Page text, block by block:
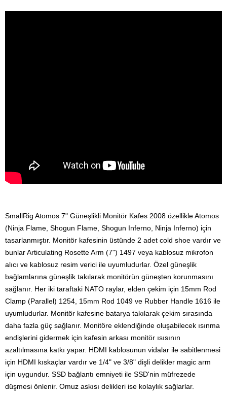
SmallRig Atomos 7" Güneşlikli Monitör Kafes 2008 özellikle Atomos
(Ninja Flame, Shogun Flame, Shogun Inferno, Ninja Inferno) için
tasarlanmıştır. Monitör kafesinin üstünde 2 adet cold shoe vardır ve
bunlar Articulating Rosette Arm (7") 1497 veya kablosuz mikrofon
alıcı ve kablosuz resim verici ile uyumludurlar. Özel güneşlik
bağlamlarına güneşlik takılarak monitörün güneşten korunmasını
sağlanır. Her iki taraftaki NATO raylar, elden çekim için 15mm Rod
Clamp (Parallel) 1254, 15mm Rod 1049 ve Rubber Handle 1616 ile
uyumludurlar. Monitör kafesine batarya takılarak çekim sırasında
daha fazla güç sağlanır. Monitöre eklendiğinde oluşabilecek ısınma
endişlerini gidermek için kafesin arkası monitör ısısının
azaltılmasına katkı yapar. HDMI kablosunun vidalar ile sabitlenmesi
için HDMI kıskaçlar vardır ve 1/4" ve 3/8" dişli delikler magic arm
için uygundur. SSD bağlantı emniyeti ile SSD'nin müfrezede
düşmesi önlenir. Omuz askısı delikleri ise kolaylık sağlarlar.